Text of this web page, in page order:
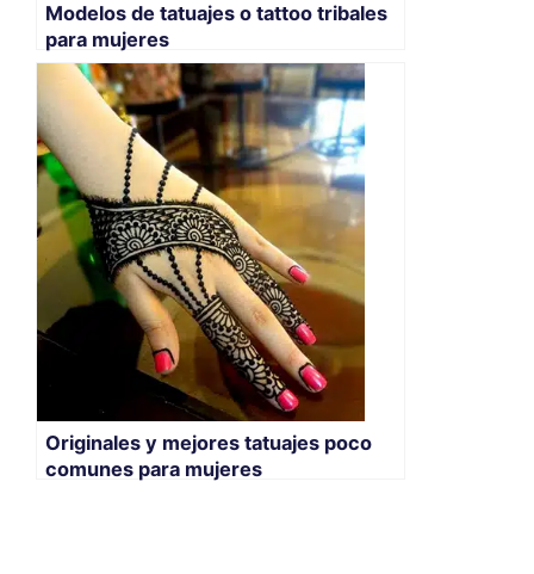
Modelos de tatuajes o tattoo tribales
para mujeres
Originales y mejores tatuajes poco
comunes para mujeres